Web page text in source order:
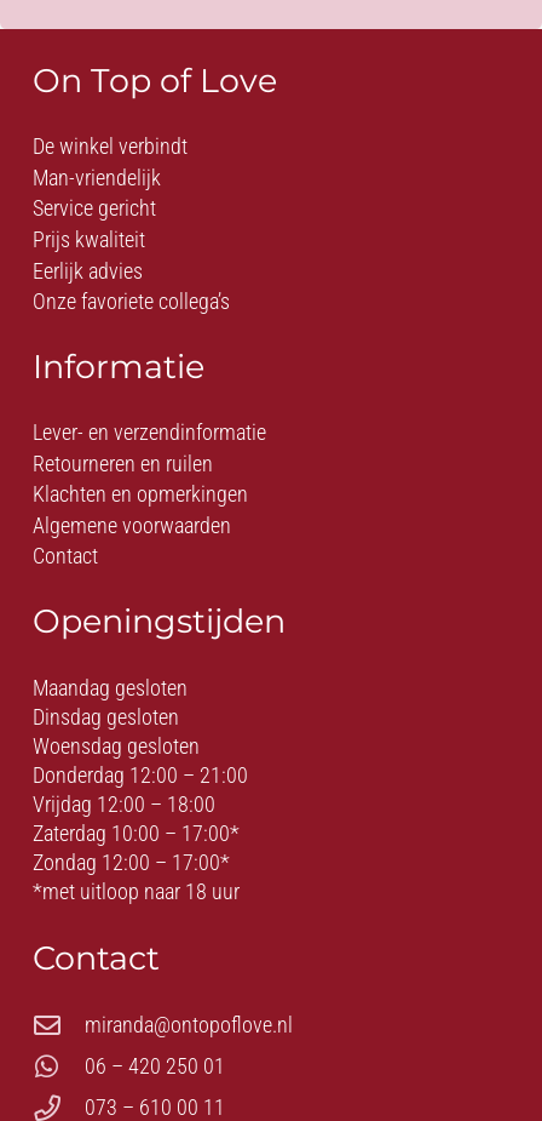
On Top of Love
De winkel verbindt
Man-vriendelijk
Service gericht
Prijs kwaliteit
Eerlijk advies
Onze favoriete collega’s
Informatie
Lever- en verzendinformatie
Retourneren en ruilen
Klachten en opmerkingen
Algemene voorwaarden
Contact
Openingstijden
Maandag gesloten
Dinsdag gesloten
Woensdag gesloten
Donderdag 12:00 – 21:00
Vrijdag 12:00 – 18:00
Zaterdag 10:00 – 17:00*
Zondag 12:00 – 17:00*
*met uitloop naar 18 uur
Contact
miranda@ontopoflove.nl
06 – 420 250 01
073 – 610 00 11